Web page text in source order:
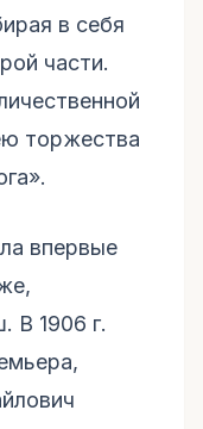
в себя
части.
торжества
впервые
В 1906 г.